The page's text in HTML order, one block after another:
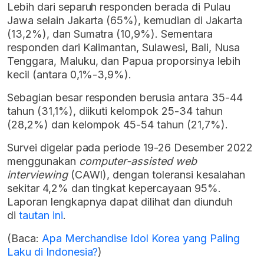
Lebih dari separuh responden berada di Pulau
Jawa selain Jakarta (65%), kemudian di Jakarta
(13,2%), dan Sumatra (10,9%). Sementara
responden dari Kalimantan, Sulawesi, Bali, Nusa
Tenggara, Maluku, dan Papua proporsinya lebih
kecil (antara 0,1%-3,9%).
Sebagian besar responden berusia antara 35-44
tahun (31,1%), diikuti kelompok 25-34 tahun
(28,2%) dan kelompok 45-54 tahun (21,7%).
Survei digelar pada periode 19-26 Desember 2022
menggunakan computer-assisted web
interviewing(CAWI), dengan toleransi kesalahan
sekitar 4,2% dan tingkat kepercayaan 95%.
Laporan lengkapnya dapat dilihat dan diunduh
di tautan ini.
(Baca: Apa Merchandise Idol Korea yang Paling
Laku di Indonesia?)